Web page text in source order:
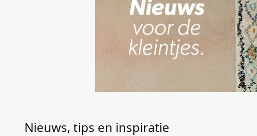
Nieuws, tips en inspiratie